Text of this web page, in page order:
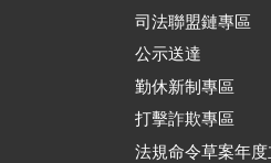
司法聯盟鏈專區
公示送達
勤休新制專區
打擊詐欺專區
法規命令草案年